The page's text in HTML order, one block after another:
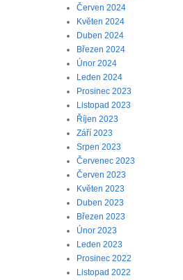
Červen 2024
Květen 2024
Duben 2024
Březen 2024
Únor 2024
Leden 2024
Prosinec 2023
Listopad 2023
Říjen 2023
Září 2023
Srpen 2023
Červenec 2023
Červen 2023
Květen 2023
Duben 2023
Březen 2023
Únor 2023
Leden 2023
Prosinec 2022
Listopad 2022